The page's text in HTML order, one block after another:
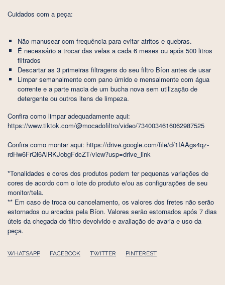
Cuidados com a peça:
Não manusear com frequência para evitar atritos e quebras.
É necessário a trocar das velas a cada 6 meses ou após 500 litros
filtrados
Descartar as 3 primeiras filtragens do seu filtro Bíon antes de usar
Limpar semanalmente com pano úmido e mensalmente com água
corrente e a parte macia de um bucha nova sem utilização de
detergente ou outros itens de limpeza.
Confira como limpar adequadamente aqui:
https://www.tiktok.com/@mocadofiltro/video/7340034616062987525
Confira como montar aqui: https://drive.google.com/file/d/1IAAgs4qz-
rdHw6FrQl6AlRKJobgFdcZT/view?usp=drive_link
*Tonalidades e cores dos produtos podem ter pequenas variações de
cores de acordo com o lote do produto e/ou as configurações de seu
monitor/tela.
** Em caso de troca ou cancelamento, os valores dos fretes não serão
estornados ou arcados pela Bíon. Valores serão estornados após 7 dias
úteis da chegada do filtro devolvido e avaliação de avaria e uso da
peça.
WHATSAPP FACEBOOK TWITTER PINTEREST